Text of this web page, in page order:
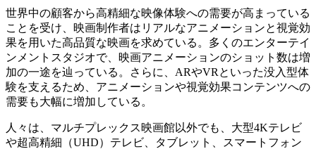
世界中の顧客から高精細な映像体験への需要が高まっている
ことを受け、映画制作者はリアルなアニメーションと視覚効
果を用いた高品質な映画を求めている。多くのエンターテイ
ンメントスタジオで、映画アニメーションのショット数は増
加の一途を辿っている。さらに、ARやVRといった没入型体
験を支えるため、アニメーションや視覚効果コンテンツへの
需要も大幅に増加している。
人々は、マルチプレックス映画館以外でも、大型4Kテレビ
や超高精細（UHD）テレビ、タブレット、スマートフォン